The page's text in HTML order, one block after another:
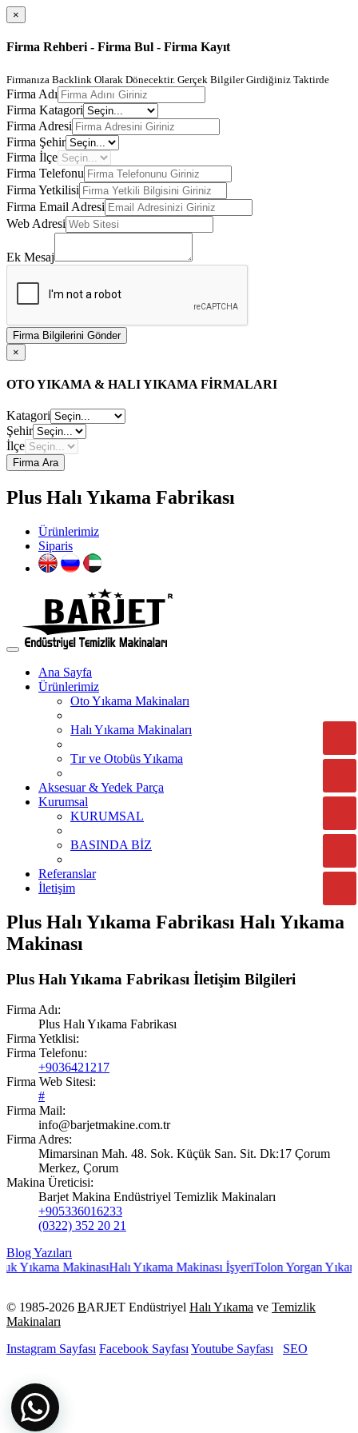
×
Firma Rehberi - Firma Bul - Firma Kayıt
Firmanıza Backlink Olarak Dönecektir. Gerçek Bilgiler Girdiğiniz Taktirde
Firma Adı
Firma Katagori
Firma Adresi
Firma Şehir
Firma İlçe
Firma Telefonu
Firma Yetkilisi
Firma Email Adresi
Web Adresi
Ek Mesaj
Firma Bilgilerini Gönder
×
OTO YIKAMA & HALI YIKAMA FİRMALARI
Katagori
Şehir
İlçe
Firma Ara
Plus Halı Yıkama Fabrikası
Ürünlerimiz
Siparis
Ana Sayfa
Ürünlerimiz
Oto Yıkama Makinaları
Halı Yıkama Makinaları
Tır ve Otobüs Yıkama
Aksesuar & Yedek Parça
Kurumsal
KURUMSAL
BASINDA BİZ
Referanslar
İletişim
Plus Halı Yıkama Fabrikası Halı Yıkama
Makinası
Plus Halı Yıkama Fabrikası İletişim Bilgileri
Firma Adı:
Plus Halı Yıkama Fabrikası
Firma Yetklisi:
Firma Telefonu:
+9036421217
Firma Web Sitesi:
#
Firma Mail:
info@barjetmakine.com.tr
Firma Adres:
Mimarsinan Mah. 48. Sok. Küçük San. Sit. Dk:17 Çorum
Merkez, Çorum
Makina Üreticisi:
Barjet Makina Endüstriyel Temizlik Makinaları
+905336016233
(0322) 352 20 21
Blog Yazıları
Yıkama MakinasıHalı Yıkama Makinası İşyeriTolon Yorgan
© 1985-2026 BARJET Endüstriyel Halı Yıkama ve Temizlik
Makinaları
Instagram Sayfası Facebook SayfasıYoutube Sayfası SEO